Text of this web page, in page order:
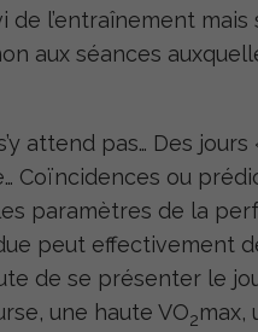
l’entraînement
aux séances
attend pas… Des jours
Coïncidences ou
paramètres de la
peut effectivement
de se présenter le
une haute VO2max,